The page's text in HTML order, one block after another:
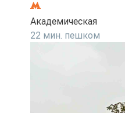
Академическая
22 мин. пешком